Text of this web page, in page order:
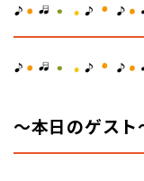
～本日のゲスト